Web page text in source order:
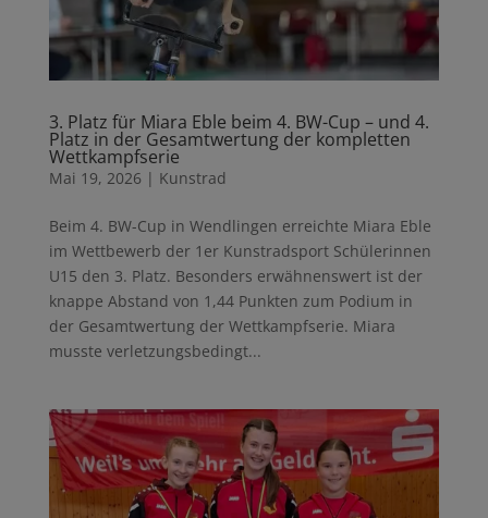
3. Platz für Miara Eble beim 4. BW-Cup – und 4.
Platz in der Gesamtwertung der kompletten
Wettkampfserie
Mai 19, 2026 | Kunstrad
Beim 4. BW-Cup in Wendlingen erreichte Miara Eble
im Wettbewerb der 1er Kunstradsport Schülerinnen
U15 den 3. Platz. Besonders erwähnenswert ist der
knappe Abstand von 1,44 Punkten zum Podium in
der Gesamtwertung der Wettkampfserie. Miara
musste verletzungsbedingt...